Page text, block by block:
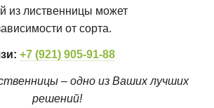
из лиственницы может
от сорта.
+7 (921) 905-91-88
– одно из Ваших лучших
решений!